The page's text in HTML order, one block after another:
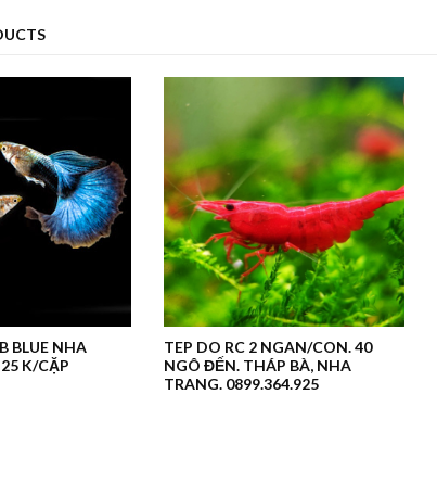
BLUE NHA
K/CẶP
TEP DO RC 2 NGAN/CON. 40
NGÔ ĐẾN. THÁP BÀ, NHA
TRANG. 0899.364.925